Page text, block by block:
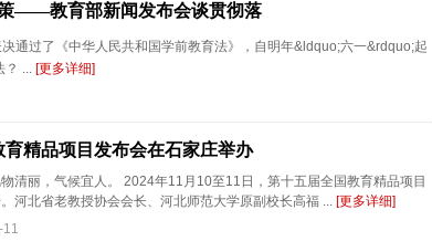
——教育部新闻发布会谈贯彻落
通过了《中华人民共和国学前教育法》，自明年&ldquo;六一&rdquo;起
？ ... [更多详细]
精品项目发布会在石家庄举办
清丽，气候宜人。 2024年11月10至11日，第十五届全国教育精品项目
河北省老教授协会会长、河北师范大学原副校长高福 ... [更多详细]
11